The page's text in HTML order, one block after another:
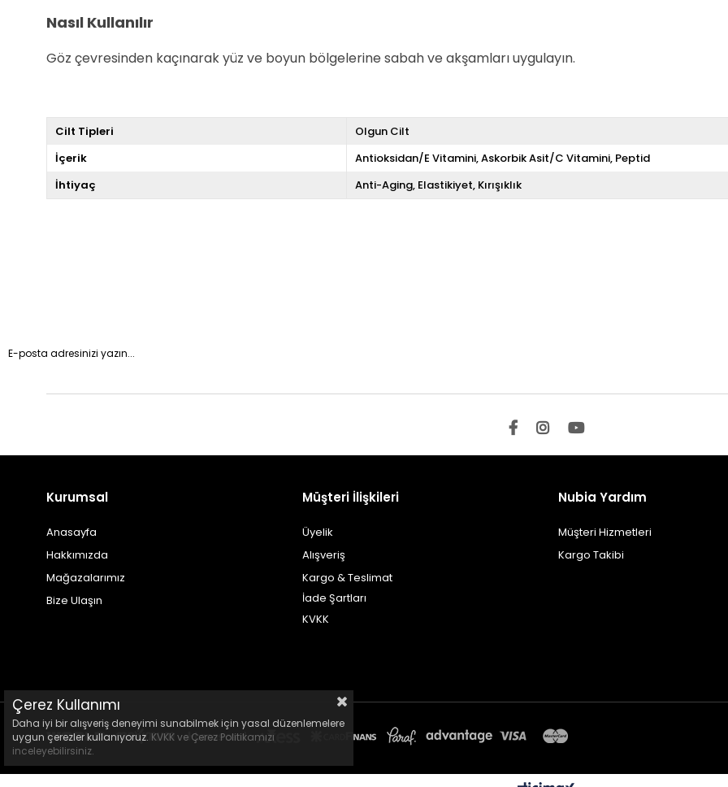
Nasıl Kullanılır
Göz çevresinden kaçınarak yüz ve boyun bölgelerine sabah ve akşamları uygulayın.
Cilt Tipleri
Olgun Cilt
İçerik
Antioksidan/E Vitamini Askorbik Asit/C Vitamini Peptid
İhtiyaç
Anti-Aging Elastikiyet Kırışıklık
Kurumsal
Anasayfa
Hakkımızda
Mağazalarımız
Bize Ulaşın
Müşteri İlişkileri
Üyelik
Alışveriş
Kargo & Teslimat
İade Şartları
KVKK
Nubia Yardım
Müşteri Hizmetleri
Kargo Takibi
Çerez Kullanımı
Daha iyi bir alışveriş deneyimi sunabilmek için yasal düzenlemelere
uygun çerezler kullanıyoruz. KVKK ve Çerez Politikamızı
inceleyebilirsiniz.